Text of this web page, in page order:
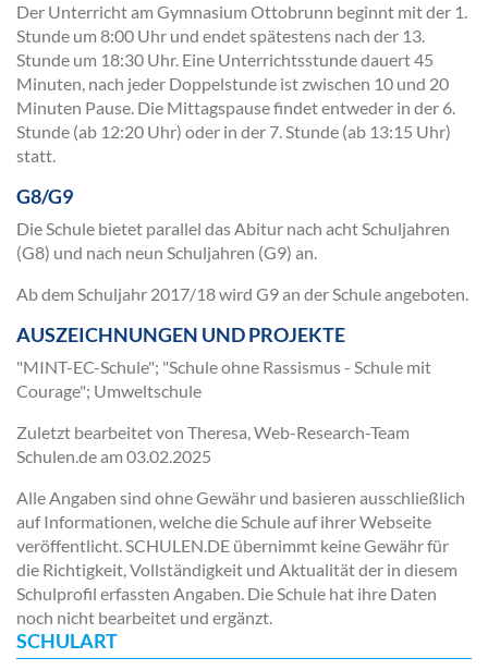
Der Unterricht am Gymnasium Ottobrunn beginnt mit der 1.
Stunde um 8:00 Uhr und endet spätestens nach der 13.
Stunde um 18:30 Uhr. Eine Unterrichtsstunde dauert 45
Minuten, nach jeder Doppelstunde ist zwischen 10 und 20
Minuten Pause. Die Mittagspause findet entweder in der 6.
Stunde (ab 12:20 Uhr) oder in der 7. Stunde (ab 13:15 Uhr)
statt.
G8/G9
Die Schule bietet parallel das Abitur nach acht Schuljahren
(G8) und nach neun Schuljahren (G9) an.
Ab dem Schuljahr 2017/18 wird G9 an der Schule angeboten.
AUSZEICHNUNGEN UND PROJEKTE
"MINT-EC-Schule"; "Schule ohne Rassismus - Schule mit
Courage"; Umweltschule
Zuletzt bearbeitet von Theresa, Web-Research-Team
Schulen.de am 03.02.2025
Alle Angaben sind ohne Gewähr und basieren ausschließlich
auf Informationen, welche die Schule auf ihrer Webseite
veröffentlicht. SCHULEN.DE übernimmt keine Gewähr für
die Richtigkeit, Vollständigkeit und Aktualität der in diesem
Schulprofil erfassten Angaben. Die Schule hat ihre Daten
noch nicht bearbeitet und ergänzt.
SCHULART